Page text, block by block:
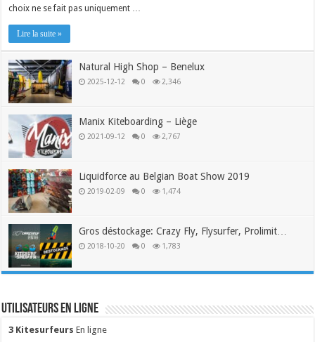
choix ne se fait pas uniquement …
Lire la suite »
Natural High Shop – Benelux
2025-12-12 0 2,346
Manix Kiteboarding – Liège
2021-09-12 0 2,767
Liquidforce au Belgian Boat Show 2019
2019-02-09 0 1,474
Gros déstockage: Crazy Fly, Flysurfer, Prolimit…
2018-10-20 0 1,783
Utilisateurs en ligne
3 Kitesurfeurs En ligne